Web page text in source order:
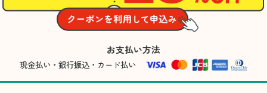
お支払い方法
現金払い・銀行振込・カード払い